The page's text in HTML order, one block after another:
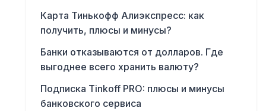
Карта Тинькофф Алиэкспресс: как
получить, плюсы и минусы?
Банки отказываются от долларов. Где
выгоднее всего хранить валюту?
Подписка Tinkoff PRO: плюсы и минусы
банковского сервиса